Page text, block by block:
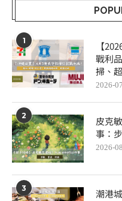
1
【
戰利
掃、
2026-
2
皮克
事：
2026-
3
潮港